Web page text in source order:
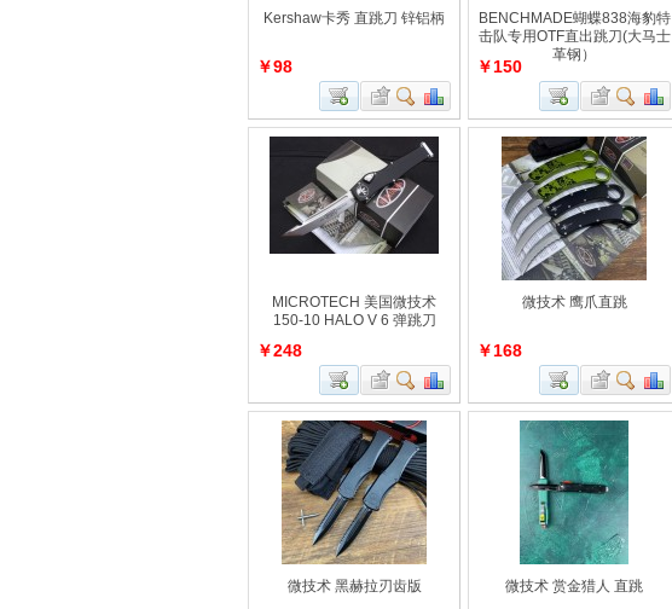
Kershaw卡秀 直跳刀 锌铝柄
￥98
BENCHMADE蝴蝶838海豹特
击队专用OTF直出跳刀(大马士
革钢）
￥150
MICROTECH 美国微技术
150-10 HALO V 6 弹跳刀
￥248
微技术 鹰爪直跳
￥168
微技术 黑赫拉刃齿版 微技术 赏金猎人 直跳